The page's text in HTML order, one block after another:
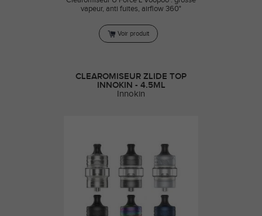
vapeur, anti fuites, airflow 360°
Voir produit
CLEAROMISEUR ZLIDE TOP
INNOKIN - 4.5ML
Innokin